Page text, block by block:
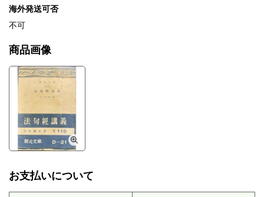
海外発送可否
不可
商品画像
お支払いについて